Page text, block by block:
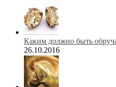
Каким должно быть
26.10.2016